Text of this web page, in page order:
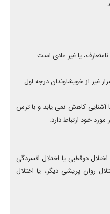
آشنایی کاهش نمی یابد و با ترس
خود ارتباط دارد.
دوقطبی یا اختلال افسردگی
روان پریشی دیگر، یا اختلال